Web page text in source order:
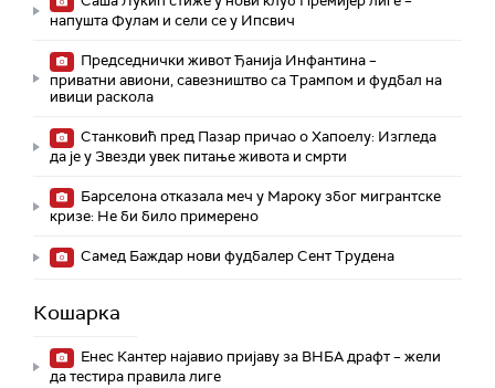
напушта Фулам и сели се у Ипсвич
Председнички живот Ђанија Инфантина –
приватни авиони, савезништво са Трампом и фудбал на
ивици раскола
Станковић пред Пазар причао о Хапоелу: Изгледа
да је у Звезди увек питање живота и смрти
Барселона отказала меч у Мароку због мигрантске
кризе: Не би било примерено
Самед Баждар нови фудбалер Сент Трудена
Кошарка
Енес Кантер најавио пријаву за ВНБА драфт – жели
да тестира правила лиге